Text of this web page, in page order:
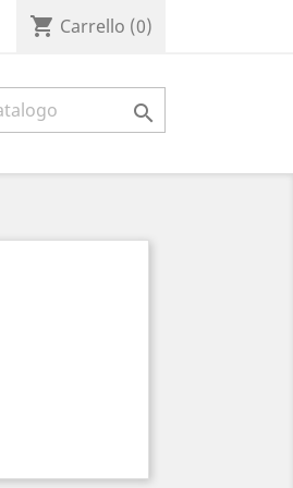
shopping_cart Carrello (0)
